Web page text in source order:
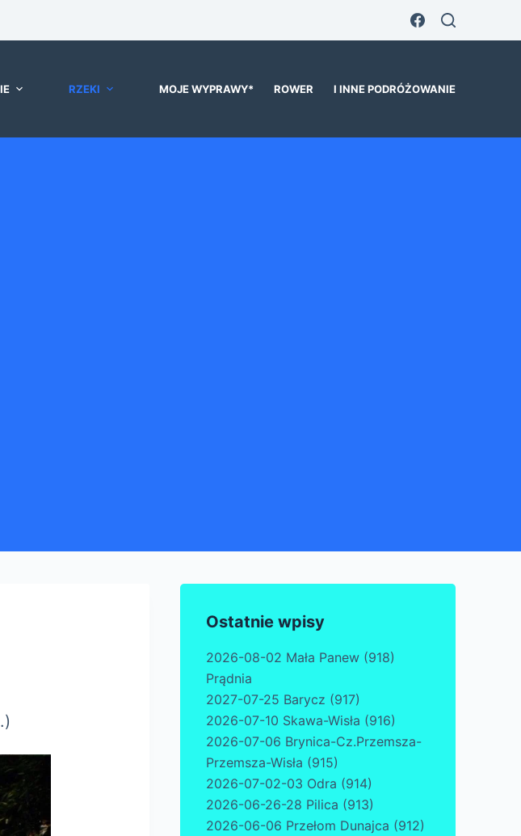
RZEKI MOJE WYPRAWY* ROWER I INNE PODRÓŻOWANIE
Ostatnie wpisy
2026-08-02 Mała Panew (918)
Prądnia
2027-07-25 Barycz (917)
2026-07-10 Skawa-Wisła (916)
2026-07-06 Brynica-Cz.Przemsza-
Przemsza-Wisła (915)
2026-07-02-03 Odra (914)
2026-06-26-28 Pilica (913)
2026-06-06 Przełom Dunajca (912)